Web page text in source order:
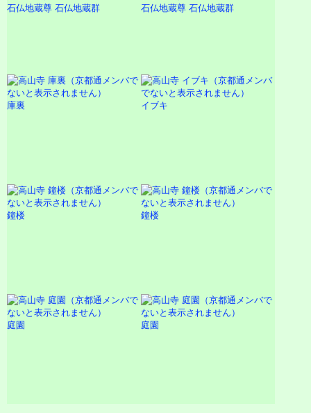
石仏地蔵尊 石仏地蔵群 石仏地蔵尊 石仏地蔵群
庫裏 イブキ
鐘楼 鐘楼
庭園 庭園